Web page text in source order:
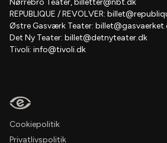
Nørrebro Teater,billetter@nbt.dk
REPUBLIQUE / REVOLVER:
Østre Gasværk Teater:
Det Ny Teater: billet@detnyteater.dk
Tivoli: info@tivoli.dk
Cookiepolitik
Privatlivspolitik